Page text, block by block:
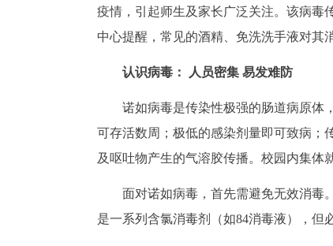
疫情，引起师生及家长广泛关注。该病毒
中心提醒，常见的酒精、免洗洗手液对其
认识病毒： 人员密集 易发难防
诺如病毒是传染性极强的肠道病原体
可存活数周；极低的感染剂量即可致病
及呕吐物产生的气溶胶传播。校园内集体
面对诺如病毒，首先需避免无效消毒
是一系列含氯消毒剂（如84消毒液），但